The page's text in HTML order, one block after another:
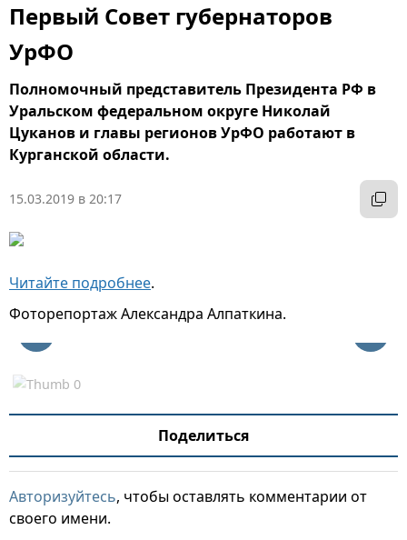
Первый Совет губернаторов
УрФО
Полномочный представитель Президента РФ в
Уральском федеральном округе Николай
Цуканов и главы регионов УрФО работают в
Курганской области.
15.03.2019 в 20:17
Читайте подробнее.
Фоторепортаж Александра Алпаткина.
Поделиться
Авторизуйтесь, чтобы оставлять комментарии от
своего имени.